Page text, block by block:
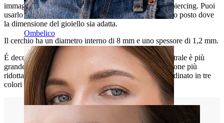
Ombelico
immaginazione e naturalmente la dimensione del tuo piercing. Puoi
usarlo per esempio nel septum, daith o in qualsiasi altro posto dove
la dimensione del gioiello sia adatta.
Il cerchio ha un diametro interno di 8 mm e uno spessore di 1,2 mm.
É decorato con cinque pietre sfaccettate. La pietra centrale è più
grande, mentre le altre quattro hanno la stessa dimensione più
ridotta. Il cerchio è realizzato in ottone e può essere ordinato in tre
colori diversi.